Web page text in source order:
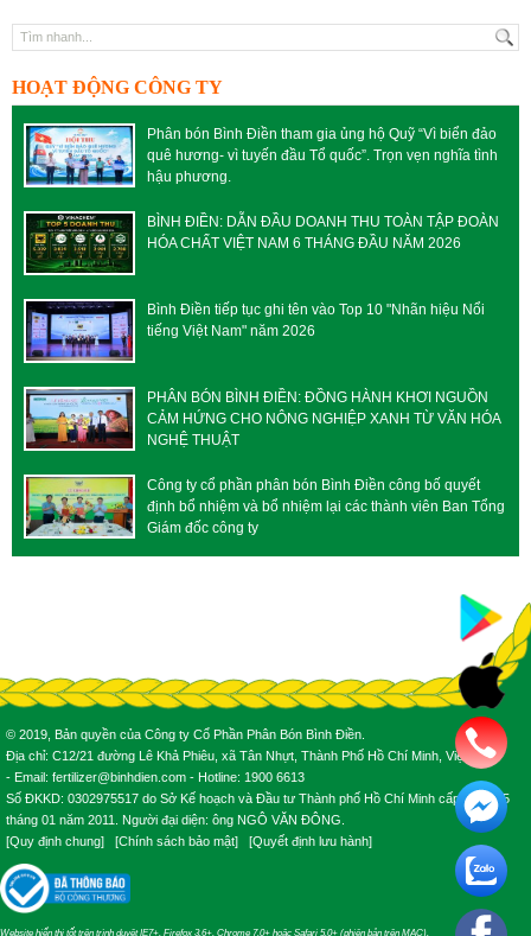
HOẠT ĐỘNG CÔNG TY
Phân bón Bình Điền tham gia ủng hộ Quỹ “Vì biển đảo
quê hương- vì tuyến đầu Tổ quốc”. Trọn vẹn nghĩa tình
hậu phương.
BÌNH ĐIỀN: DẪN ĐẦU DOANH THU TOÀN TẬP ĐOÀN
HÓA CHẤT VIỆT NAM 6 THÁNG ĐẦU NĂM 2026
Bình Điền tiếp tục ghi tên vào Top 10 "Nhãn hiệu Nổi
tiếng Việt Nam" năm 2026
PHÂN BÓN BÌNH ĐIỀN: ĐỒNG HÀNH KHƠI NGUỒN
CẢM HỨNG CHO NÔNG NGHIỆP XANH TỪ VĂN HÓA
NGHỆ THUẬT
Công ty cổ phần phân bón Bình Điền công bố quyết
định bổ nhiệm và bổ nhiệm lại các thành viên Ban Tổng
Giám đốc công ty
© 2019, Bản quyền của Công ty Cổ Phần Phân Bón Bình Điền.
Địa chỉ: C12/21 đường Lê Khả Phiêu, xã Tân Nhựt, Thành Phố Hồ Chí Minh, Việt Nam.
- Email: fertilizer@binhdien.com - Hotline: 1900 6613
Số ĐKKD: 0302975517 do Sở Kế hoạch và Đầu tư Thành phố Hồ Chí Minh cấp ngày 25
tháng 01 năm 2011. Người đại diện: ông NGÔ VĂN ĐÔNG.
[Quy định chung] [Chính sách bảo mật] [Quyết định lưu hành]
Website hiển thị tốt trên trình duyệt IE7+, Firefox 3.6+, Chrome 7.0+ hoặc Safari 5.0+ (phiên bản trên MAC).